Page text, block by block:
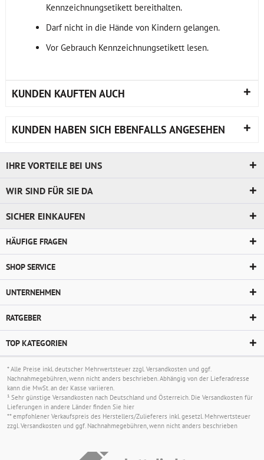
Kennzeichnungsetikett bereithalten.
Darf nicht in die Hände von Kindern gelangen.
Vor Gebrauch Kennzeichnungsetikett lesen.
KUNDEN KAUFTEN AUCH
KUNDEN HABEN SICH EBENFALLS ANGESEHEN
IHRE VORTEILE BEI UNS
WIR SIND FÜR SIE DA
SICHER EINKAUFEN
HÄUFIGE FRAGEN
SHOP SERVICE
UNTERNEHMEN
RATGEBER
TOP KATEGORIEN
* Alle Preise inkl. deutscher Mehrwertsteuer zzgl. Versandkosten und ggf.
Nachnahmegebühren, wenn nicht anders beschrieben. Abhängig von der Lieferadresse
kann die MwSt. an der Kasse variieren.
¹ Sehr günstige Versandkosten nach Deutschland und Österreich. Die Versandkosten für
Lieferungen in andere Länder finden Sie hier
** empfohlener Verkaufspreis des Herstellers/Zulieferers inkl. gesetzl. Mehrwertsteuer
zzgl. Versandkosten und ggf. Nachnahmegebühren, wenn nicht anders beschrieben